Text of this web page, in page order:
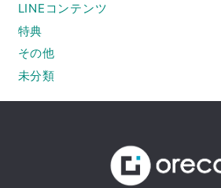
LINEコンテンツ
特典
その他
未分類